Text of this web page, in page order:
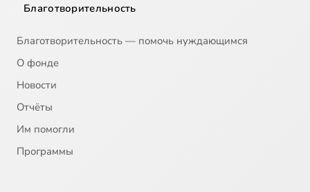
Благотворительность
Благотворительность — помочь нуждающимся
О фонде
Новости
Отчёты
Им помогли
Программы